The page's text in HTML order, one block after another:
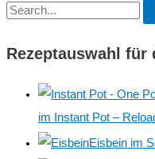
S
c
Rezeptauswahl für
im Instant Pot –
Eisbein im